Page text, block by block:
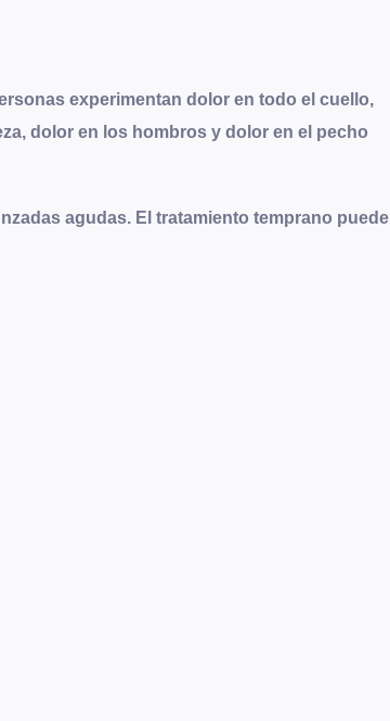
experimentan dolor en todo el cuello,
dolor en los hombros y dolor en el pecho
agudas. El tratamiento temprano puede